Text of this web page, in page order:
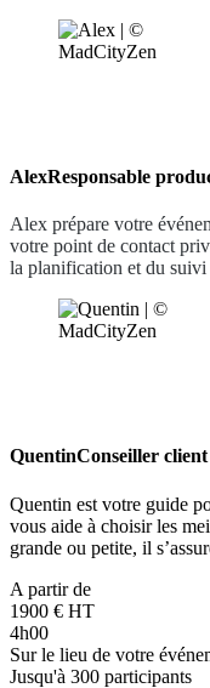
AlexResponsable
Alex prépare votre
votre point de contact
la planification et du suivi
QuentinConseiller client
Quentin est votre guide
vous aide à choisir les
grande ou petite, il
A partir de
1900 € HT
4h00
Sur le lieu de votre
Jusqu'à 300 participants